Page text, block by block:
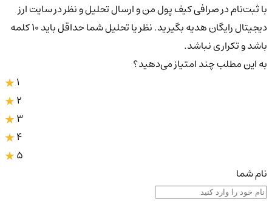
با ثبت‌نام در صرافی کیف پول من و ارسال تحلیل و نظر در سایت ارز
دیجیتال رایگان هدیه بگیرید. نظر یا تحلیل شما حداقل باید ۱۰ کلمه
باشد و تکراری نباشد.
به این مطلب چند امتیاز می‌دهید؟
3
4
5
نام شما